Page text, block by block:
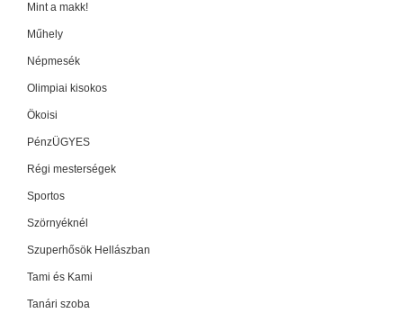
Mint a makk!
Műhely
Népmesék
Olimpiai kisokos
Ökoisi
PénzÜGYES
Régi mesterségek
Sportos
Szörnyéknél
Szuperhősök Hellászban
Tami és Kami
Tanári szoba